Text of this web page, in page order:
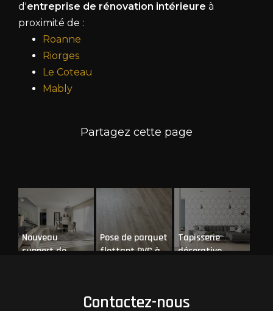
d'entreprise de rénovation intérieure à
proximité de :
Roanne
Riorges
Le Coteau
Mably
Nouveau
support de
Pose de parquet
flottant PVC à
Tapisserie
décorative
Contactez-nous